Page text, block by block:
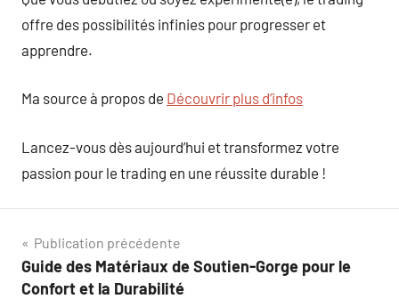
offre des possibilités infinies pour progresser et
apprendre.
Ma source à propos de Découvrir plus d’infos
Lancez-vous dès aujourd’hui et transformez votre
passion pour le trading en une réussite durable !
Navigation
de
Publication précédente
Guide des Matériaux de Soutien-Gorge pour le
Confort et la Durabilité